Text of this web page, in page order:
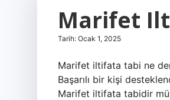
Marifet
Tarih: Ocak 1, 2025
Marifet iltifata tabi ne
Başarılı bir kişi
Marifet iltifata tabidir